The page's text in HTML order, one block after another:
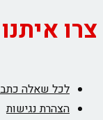
צרו
לכל שאלה
הצהרת נגישות